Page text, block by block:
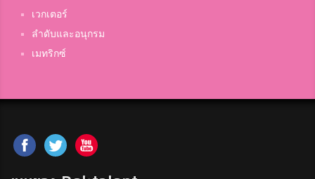
เวกเตอร์
ลำดับและอนุกรม
เมทริกซ์